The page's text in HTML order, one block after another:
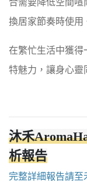
換居家節奏時使用
在繁忙生活中獲得
特魅力，讓身心靈
沐禾
析報告
完整詳細報告請至